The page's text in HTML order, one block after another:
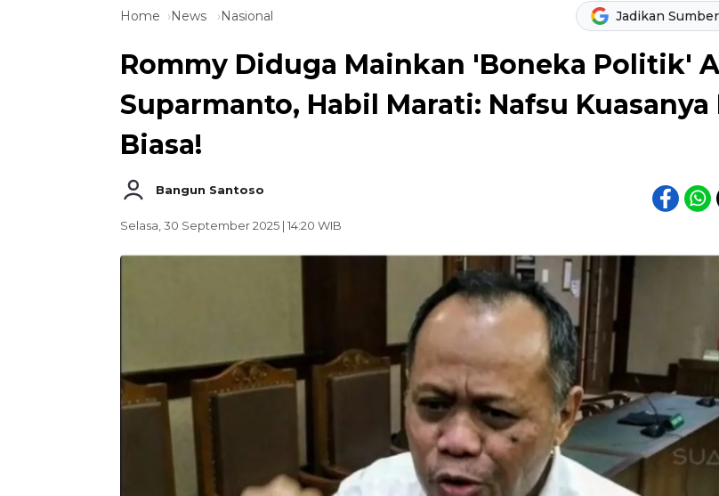
Home News Nasional Jadikan
Rommy Diduga Mainkan 'Boneka Politik'
Suparmanto, Habil Marati: Nafsu Kuasanya
Biasa!
Bangun Santoso
Selasa, 30 September 2025 | 14:20 WIB